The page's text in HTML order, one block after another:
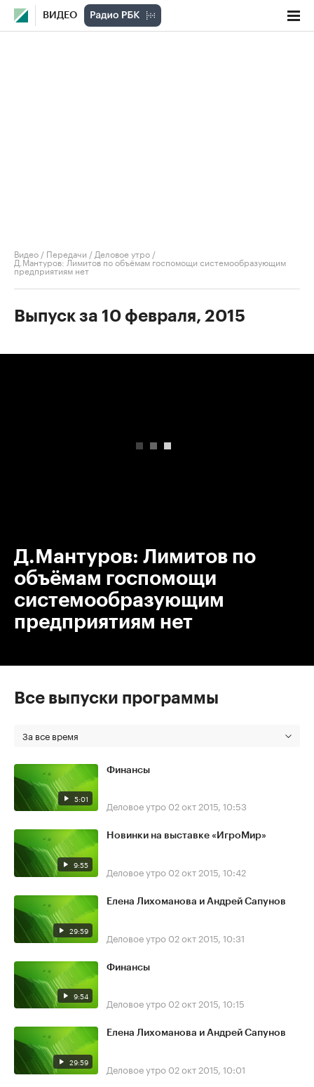
ВИДЕО
Видео / Передачи / Деловое утро /
Д.Мантуров: Лимитов по объёмам госпомощи системообразующим
предприятиям нет
Выпуск за 10 февраля, 2015
Д.Мантуров: Лимитов по
объёмам госпомощи
системообразующим
предприятиям нет
Все выпуски программы
За все время
5:01
Финансы
Деловое утро 02 окт 2015, 10:53
9:55
Новинки на выставке «ИгроМир»
Деловое утро 02 окт 2015, 10:42
29:59
Елена Лихоманова и Андрей Сапунов
Деловое утро 02 окт 2015, 10:31
9:54
Финансы
Деловое утро 02 окт 2015, 10:15
29:59
Елена Лихоманова и Андрей Сапунов
Деловое утро 02 окт 2015, 10:01